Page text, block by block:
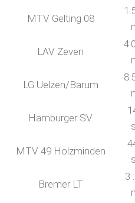
MTV Gelting 08
LAV Zeven
LG Uelzen/Barum
Hamburger SV
MTV 49 Holzminden
Bremer LT
3